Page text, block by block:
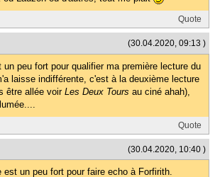
Quote
(30.04.2020, 09:13 )
peu fort pour qualifier ma première lecture du
laisse indifférente, c'est à la deuxième lecture
être allée voir Les Deux Tours au ciné ahah),
Quote
(30.04.2020, 10:40 )
est un peu fort pour faire echo à Forfirith.